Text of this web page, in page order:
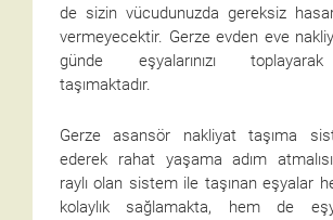
de sizin vücudunuzda gereksiz
vermeyecektir. Gerze evden eve
günde eşyalarınızı
taşımaktadır.
Gerze asansör nakliyat taşıma
ederek rahat yaşama adım
raylı olan sistem ile taşınan eşyalar
kolaylık sağlamakta, hem de